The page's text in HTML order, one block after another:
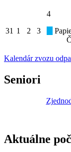
31 1 2 3
4
Kalendár zvozu
Seniori
Aktuálne